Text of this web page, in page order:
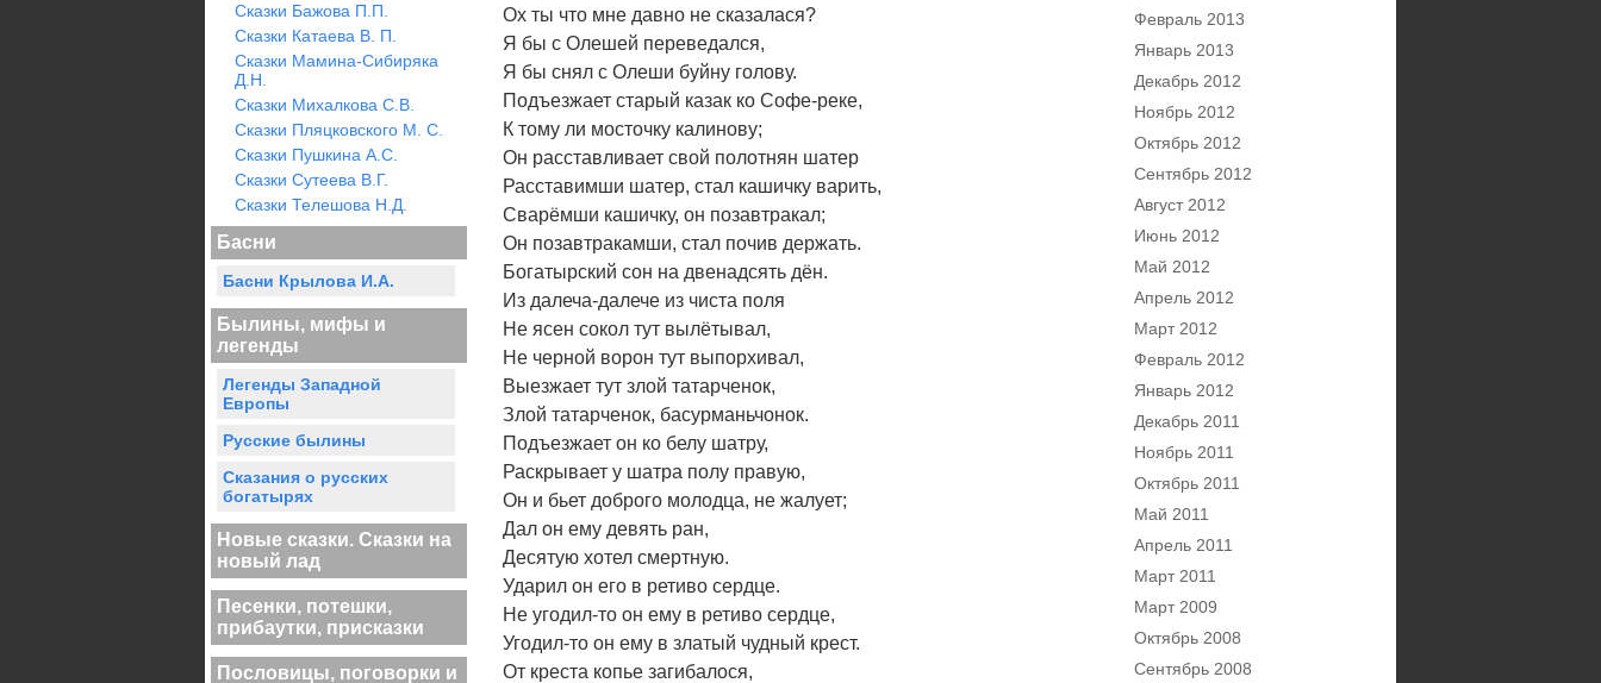
Сказки Бажова П.П.
Сказки Катаева В. П.
Сказки Мамина-Сибиряка
Д.Н.
Сказки Михалкова С.В.
Сказки Пляцковского М. С.
Сказки Пушкина А.С.
Сказки Сутеева В.Г.
Сказки Телешова Н.Д.
Басни
Басни Крылова И.А.
Былины, мифы и
легенды
Легенды Западной
Европы
Русские былины
Сказания о русских
богатырях
Новые сказки. Сказки на
новый лад
Песенки, потешки,
прибаутки, присказки
Пословицы, поговорки и
Ох ты что мне давно не сказалася?
Я бы с Олешей переведался,
Я бы снял с Олеши буйну голову.
Подъезжает старый казак ко Софе-реке,
К тому ли мосточку калинову;
Он расставливает свой полотнян шатер
Расставимши шатер, стал кашичку варить,
Сварёмши кашичку, он позавтракал;
Он позавтракамши, стал почив держать.
Богатырский сон на двенадсять дён.
Из далеча-далече из чиста поля
Не ясен сокол тут вылётывал,
Не черной ворон тут выпорхивал,
Выезжает тут злой татарченок,
Злой татарченок, басурманьчонок.
Подъезжает он ко белу шатру,
Раскрывает у шатра полу правую,
Он и бьет доброго молодца, не жалует;
Дал он ему девять ран,
Десятую хотел смертную.
Ударил он его в ретиво сердце.
Не угодил-то он ему в ретиво сердце,
Угодил-то он ему в златый чудный крест.
От креста копье загибалося,
Февраль 2013
Январь 2013
Декабрь 2012
Ноябрь 2012
Октябрь 2012
Сентябрь 2012
Август 2012
Июнь 2012
Май 2012
Апрель 2012
Март 2012
Февраль 2012
Январь 2012
Декабрь 2011
Ноябрь 2011
Октябрь 2011
Май 2011
Апрель 2011
Март 2011
Март 2009
Октябрь 2008
Сентябрь 2008